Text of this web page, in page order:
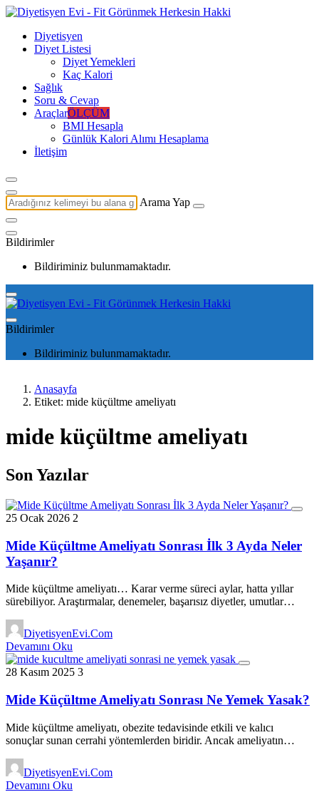
Diyetisyen
Diyet Listesi
Diyet Yemekleri
Kaç Kalori
Sağlık
Soru & Cevap
AraçlarÖLÇÜM
BMI Hesapla
Günlük Kalori Alımı Hesaplama
İletişim
Arama Yap
Bildirimler
Bildiriminiz bulunmamaktadır.
Bildirimler
Bildiriminiz bulunmamaktadır.
Anasayfa
Etiket: mide küçültme ameliyatı
mide küçültme ameliyatı
Son Yazılar
25 Ocak 2026 2
Mide Küçültme Ameliyatı Sonrası İlk 3 Ayda Neler
Yaşanır?
Mide küçültme ameliyatı… Karar verme süreci aylar, hatta yıllar
sürebiliyor. Araştırmalar, denemeler, başarısız diyetler, umutlar…
DiyetisyenEvi.Com
Devamını Oku
28 Kasım 2025 3
Mide Küçültme Ameliyatı Sonrası Ne Yemek Yasak?
Mide küçültme ameliyatı, obezite tedavisinde etkili ve kalıcı
sonuçlar sunan cerrahi yöntemlerden biridir. Ancak ameliyatın…
DiyetisyenEvi.Com
Devamını Oku